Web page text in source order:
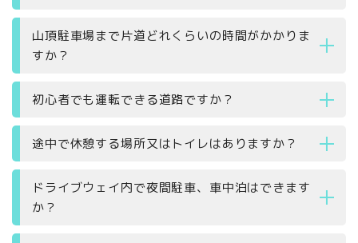
山頂駐車場まで片道どれくらいの時間がかかりま
すか？
初心者でも運転できる道路ですか？
途中で休憩する場所又はトイレはありますか？
ドライブウェイ内で夜間駐車、車中泊はできます
か？